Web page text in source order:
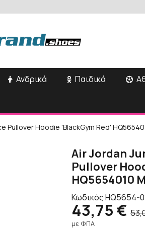
Ανδρικά Παιδικά
Pullover Hoodie 'BlackGym Red'
Air Jordan
Pullover
HQ5654010
ΚωδικόςHQ5654-
43,75 €
με ΦΠΑ